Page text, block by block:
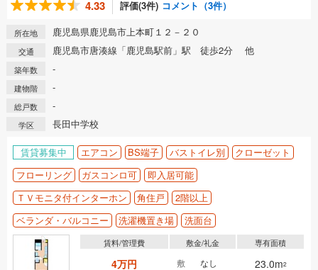
4.33 評価(3件) コメント（3件）
所在地 鹿児島県鹿児島市上本町１２－２０
交通 鹿児島市唐湊線「鹿児島駅前」駅 徒歩2分 他
築年数 -
建物階 -
総戸数 -
学区 長田中学校
賃貸募集中 エアコン BS端子 バストイレ別
クローゼット
フローリング
ガスコンロ可
即入居可能
ＴＶモニタ付インターホン
角住戸
2階以上
ベランダ・バルコニー
洗濯機置き場 洗面台
賃料/管理費
4万円
敷金/礼金
敷
なし
専有面積
23.0m2